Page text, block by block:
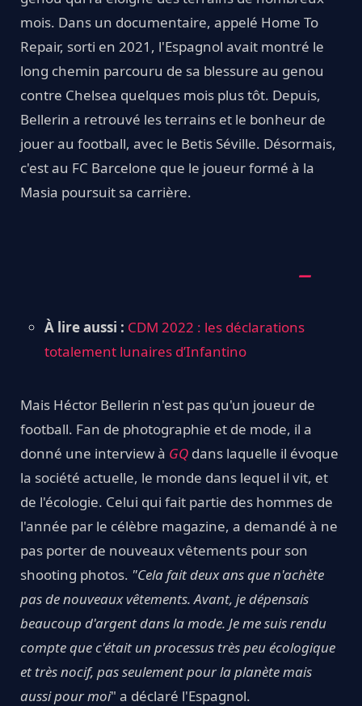
mois. Dans un documentaire, appelé Home To
Repair, sorti en 2021, l'Espagnol avait montré le
long chemin parcouru de sa blessure au genou
contre Chelsea quelques mois plus tôt. Depuis,
Bellerin a retrouvé les terrains et le bonheur de
jouer au football, avec le Betis Séville. Désormais,
c'est au FC Barcelone que le joueur formé à la
Masia poursuit sa carrière.
À lire aussi : CDM 2022 : les déclarations
totalement lunaires d’Infantino
Mais Héctor Bellerin n'est pas qu'un joueur de
football. Fan de photographie et de mode, il a
donné une interview à GQ dans laquelle il évoque
la société actuelle, le monde dans lequel il vit, et
de l'écologie. Celui qui fait partie des hommes de
l'année par le célèbre magazine, a demandé à ne
pas porter de nouveaux vêtements pour son
shooting photos. "Cela fait deux ans que n'achète
pas de nouveaux vêtements. Avant, je dépensais
beaucoup d'argent dans la mode. Je me suis rendu
compte que c'était un processus très peu écologique
et très nocif, pas seulement pour la planète mais
aussi pour moi" a déclaré l'Espagnol.